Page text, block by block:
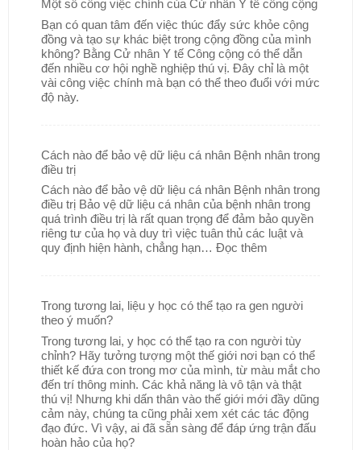
Một số công việc chính của Cử nhân Y tế công cộng
Bạn có quan tâm đến việc thúc đẩy sức khỏe cộng
đồng và tạo sự khác biệt trong cộng đồng của mình
không? Bằng Cử nhân Y tế Công cộng có thể dẫn
đến nhiều cơ hội nghề nghiệp thú vị. Đây chỉ là một
vài công việc chính mà bạn có thể theo đuổi với mức
độ này.
Cách nào để bảo vệ dữ liệu cá nhân Bệnh nhân trong
điều trị
Cách nào để bảo vệ dữ liệu cá nhân Bệnh nhân trong
điều trị Bảo vệ dữ liệu cá nhân của bệnh nhân trong
quá trình điều trị là rất quan trọng để đảm bảo quyền
riêng tư của họ và duy trì việc tuân thủ các luật và
quy định hiện hành, chẳng hạn… Đọc thêm
Trong tương lai, liệu y học có thể tạo ra gen người
theo ý muốn?
Trong tương lai, y học có thể tạo ra con người tùy
chỉnh? Hãy tưởng tượng một thế giới nơi bạn có thể
thiết kế đứa con trong mơ của mình, từ màu mắt cho
đến trí thông minh. Các khả năng là vô tận và thật
thú vị! Nhưng khi dấn thân vào thế giới mới đầy dũng
cảm này, chúng ta cũng phải xem xét các tác động
đạo đức. Vì vậy, ai đã sẵn sàng để đáp ứng trận đấu
hoàn hảo của họ?